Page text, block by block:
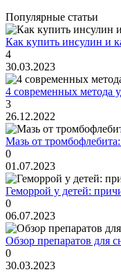
Популярные статьи
Как купить инсулин и
4
30.03.2023
4 современных метода
3
26.12.2022
Мазь от
0
01.07.2023
Геморрой у детей:
0
06.07.2023
Обзор препаратов для
0
30.03.2023